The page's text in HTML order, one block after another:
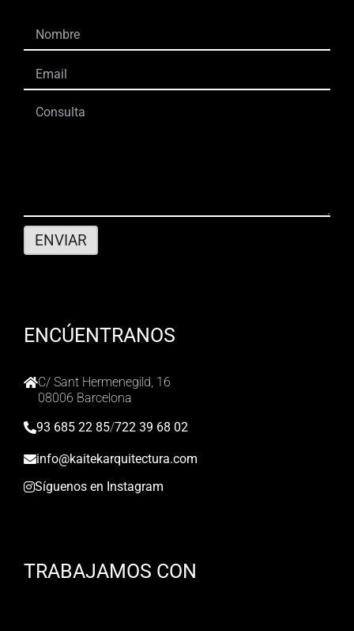
ENCÚENTRANOS
C/ Sant Hermenegild, 16
08006 Barcelona
93 685 22 85/722 39 68 02
info@kaitekarquitectura.com
Síguenos en Instagram
TRABAJAMOS CON